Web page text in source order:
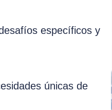
específicos y
únicas de